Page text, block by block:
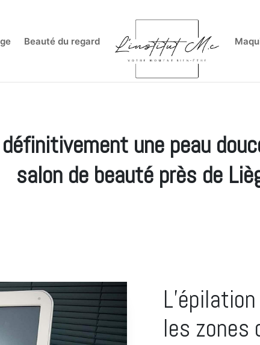
Beauté du regard
une peau
salon de beauté près de
les zones